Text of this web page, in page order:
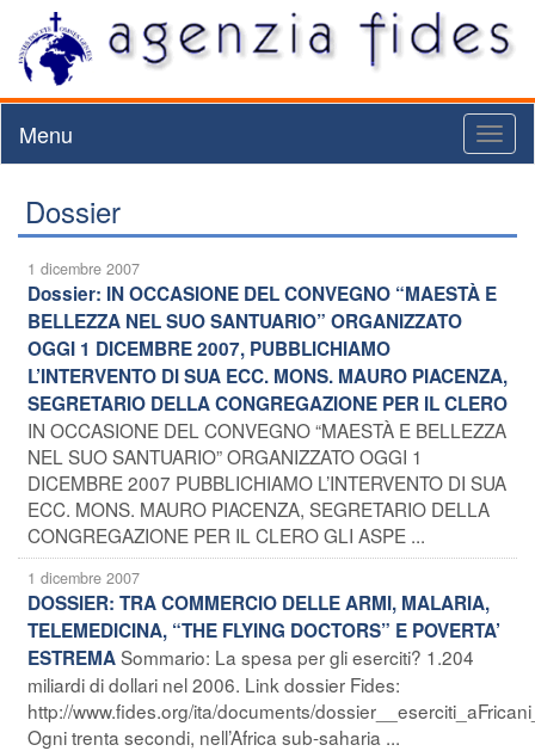
Menu
Dossier
1 dicembre 2007
Dossier: IN OCCASIONE DEL CONVEGNO “MAESTÀ E
BELLEZZA NEL SUO SANTUARIO” ORGANIZZATO
OGGI 1 DICEMBRE 2007, PUBBLICHIAMO
L’INTERVENTO DI SUA ECC. MONS. MAURO PIACENZA,
SEGRETARIO DELLA CONGREGAZIONE PER IL CLERO
IN OCCASIONE DEL CONVEGNO “MAESTÀ E BELLEZZA
NEL SUO SANTUARIO” ORGANIZZATO OGGI 1
DICEMBRE 2007 PUBBLICHIAMO L’INTERVENTO DI SUA
ECC. MONS. MAURO PIACENZA, SEGRETARIO DELLA
CONGREGAZIONE PER IL CLERO GLI ASPE ...
1 dicembre 2007
DOSSIER: TRA COMMERCIO DELLE ARMI, MALARIA,
TELEMEDICINA, “THE FLYING DOCTORS” E POVERTA’
ESTREMASommario: La spesa per gli eserciti? 1.204
miliardi di dollari nel 2006. Link dossier Fides:
http://www.fides.org/ita/documents/
Ogni trenta secondi, nell’Africa sub-saharia ...